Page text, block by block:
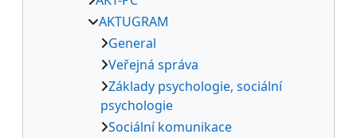
AKTUGRAM
General
Veřejná správa
Základy psychologie, sociální
psychologie
Sociální komunikace